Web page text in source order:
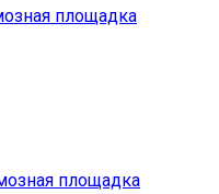
площадка
площадка